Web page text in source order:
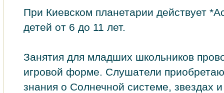
При Киевском планетарии действует
детей от 6 до 11 лет.
Занятия для младших школьников
игровой форме. Слушатели
знания о Солнечной системе, звездах